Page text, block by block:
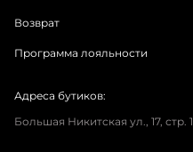
Возврат
Программа лояльности
Адреса бутиков:
Большая Никитская ул., 17, стр. 1